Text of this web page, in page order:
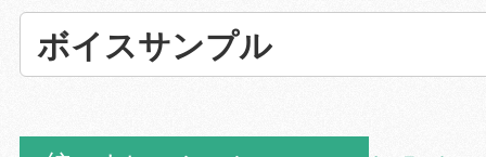
ドする
ボイスサンプル